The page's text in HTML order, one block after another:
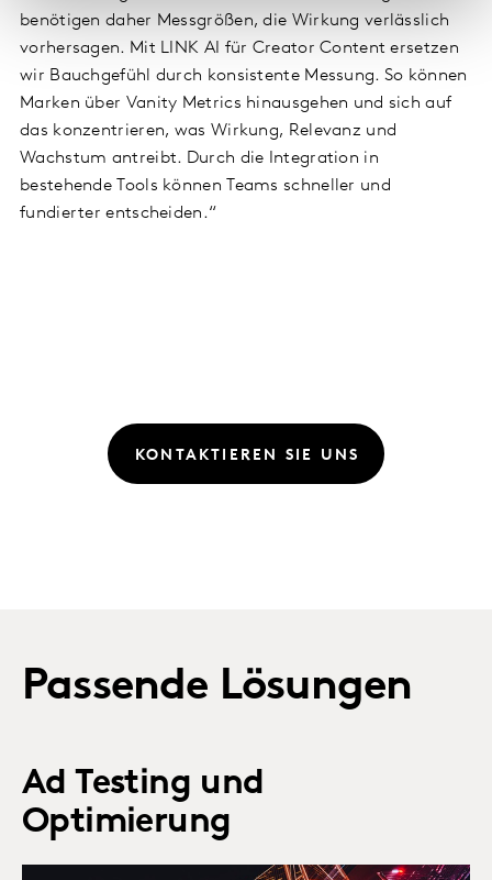
benötigen daher Messgrößen, die Wirkung verlässlich
vorhersagen. Mit LINK AI für Creator Content ersetzen
wir Bauchgefühl durch konsistente Messung. So können
Marken über Vanity Metrics hinausgehen und sich auf
das konzentrieren, was Wirkung, Relevanz und
Wachstum antreibt. Durch die Integration in
bestehende Tools können Teams schneller und
fundierter entscheiden.“
KONTAKTIEREN SIE UNS
Passende Lösungen
Ad Testing und
Optimierung